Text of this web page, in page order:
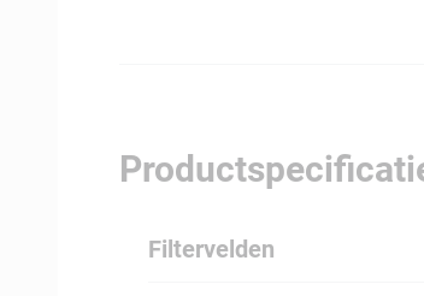
Filtervelden